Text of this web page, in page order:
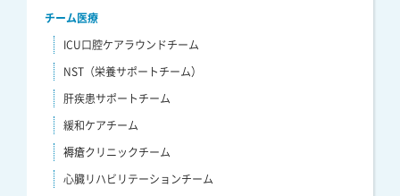
チーム医療
ICU口腔ケアラウンドチーム
NST（栄養サポートチーム）
肝疾患サポートチーム
緩和ケアチーム
褥瘡クリニックチーム
心臓リハビリテーションチーム